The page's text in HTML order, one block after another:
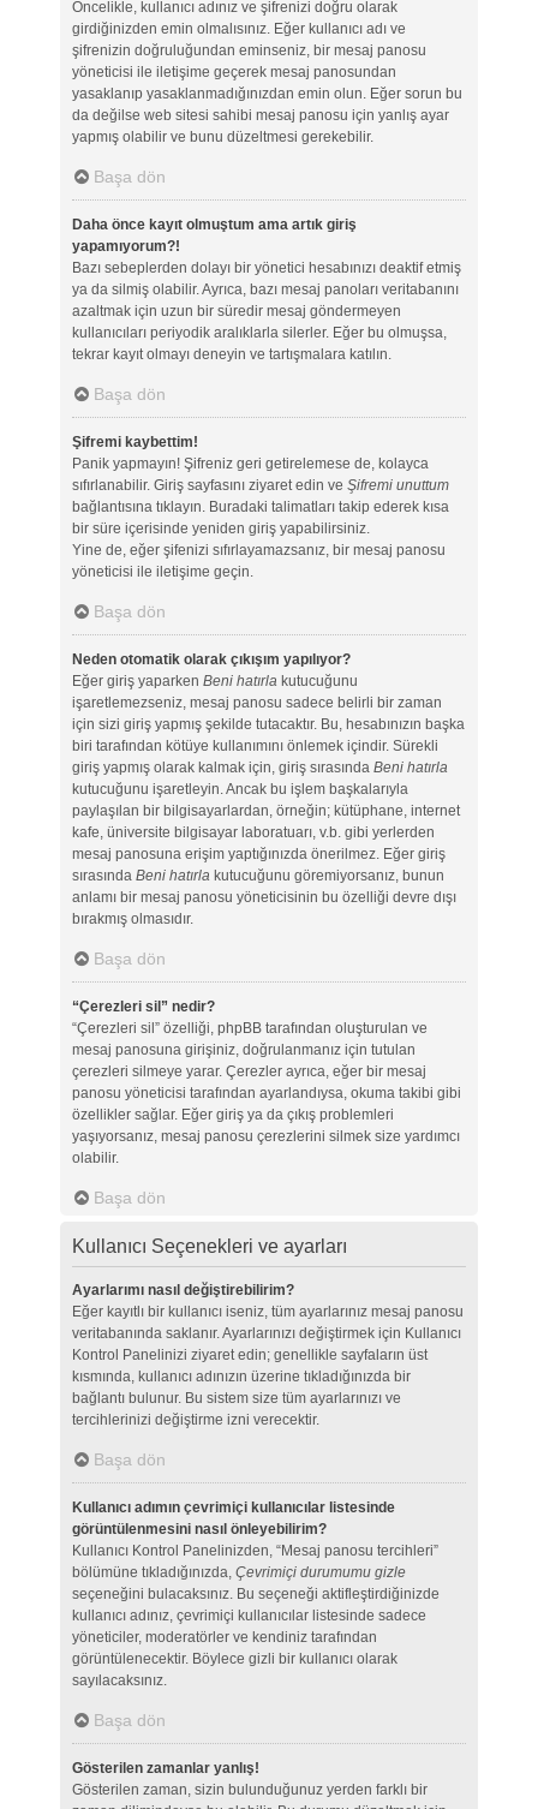
Öncelikle, kullanıcı adınız ve şifrenizi doğru olarak
girdiğinizden emin olmalısınız. Eğer kullanıcı adı ve
şifrenizin doğruluğundan eminseniz, bir mesaj panosu
yöneticisi ile iletişime geçerek mesaj panosundan
yasaklanıp yasaklanmadığınızdan emin olun. Eğer sorun bu
da değilse web sitesi sahibi mesaj panosu için yanlış ayar
yapmış olabilir ve bunu düzeltmesi gerekebilir.
Başa dön
Daha önce kayıt olmuştum ama artık giriş
yapamıyorum?!
Bazı sebeplerden dolayı bir yönetici hesabınızı deaktif etmiş
ya da silmiş olabilir. Ayrıca, bazı mesaj panoları veritabanını
azaltmak için uzun bir süredir mesaj göndermeyen
kullanıcıları periyodik aralıklarla silerler. Eğer bu olmuşsa,
tekrar kayıt olmayı deneyin ve tartışmalara katılın.
Başa dön
Şifremi kaybettim!
Panik yapmayın! Şifreniz geri getirelemese de, kolayca
sıfırlanabilir. Giriş sayfasını ziyaret edin ve Şifremi unuttum
bağlantısına tıklayın. Buradaki talimatları takip ederek kısa
bir süre içerisinde yeniden giriş yapabilirsiniz.
Yine de, eğer şifenizi sıfırlayamazsanız, bir mesaj panosu
yöneticisi ile iletişime geçin.
Başa dön
Neden otomatik olarak çıkışım yapılıyor?
Eğer giriş yaparken Beni hatırlakutucuğunu
işaretlemezseniz, mesaj panosu sadece belirli bir zaman
için sizi giriş yapmış şekilde tutacaktır. Bu, hesabınızın başka
biri tarafından kötüye kullanımını önlemek içindir. Sürekli
giriş yapmış olarak kalmak için, giriş sırasında Beni hatırla
kutucuğunu işaretleyin. Ancak bu işlem başkalarıyla
paylaşılan bir bilgisayarlardan, örneğin; kütüphane, internet
kafe, üniversite bilgisayar laboratuarı, v.b. gibi yerlerden
mesaj panosuna erişim yaptığınızda önerilmez. Eğer giriş
sırasında Beni hatırlakutucuğunu göremiyorsanız, bunun
anlamı bir mesaj panosu yöneticisinin bu özelliği devre dışı
bırakmış olmasıdır.
Başa dön
“Çerezleri sil” nedir?
“Çerezleri sil” özelliği, phpBB tarafından oluşturulan ve
mesaj panosuna girişiniz, doğrulanmanız için tutulan
çerezleri silmeye yarar. Çerezler ayrıca, eğer bir mesaj
panosu yöneticisi tarafından ayarlandıysa, okuma takibi gibi
özellikler sağlar. Eğer giriş ya da çıkış problemleri
yaşıyorsanız, mesaj panosu çerezlerini silmek size yardımcı
olabilir.
Başa dön
Kullanıcı Seçenekleri ve ayarları
Ayarlarımı nasıl değiştirebilirim?
Eğer kayıtlı bir kullanıcı iseniz, tüm ayarlarınız mesaj panosu
veritabanında saklanır. Ayarlarınızı değiştirmek için Kullanıcı
Kontrol Panelinizi ziyaret edin; genellikle sayfaların üst
kısmında, kullanıcı adınızın üzerine tıkladığınızda bir
bağlantı bulunur. Bu sistem size tüm ayarlarınızı ve
tercihlerinizi değiştirme izni verecektir.
Başa dön
Kullanıcı adımın çevrimiçi kullanıcılar listesinde
görüntülenmesini nasıl önleyebilirim?
Kullanıcı Kontrol Panelinizden, “Mesaj panosu tercihleri”
bölümüne tıkladığınızda, Çevrimiçi durumumu gizle
seçeneğini bulacaksınız. Bu seçeneği aktifleştirdiğinizde
kullanıcı adınız, çevrimiçi kullanıcılar listesinde sadece
yöneticiler, moderatörler ve kendiniz tarafından
görüntülenecektir. Böylece gizli bir kullanıcı olarak
sayılacaksınız.
Başa dön
Gösterilen zamanlar yanlış!
Gösterilen zaman, sizin bulunduğunuz yerden farklı bir